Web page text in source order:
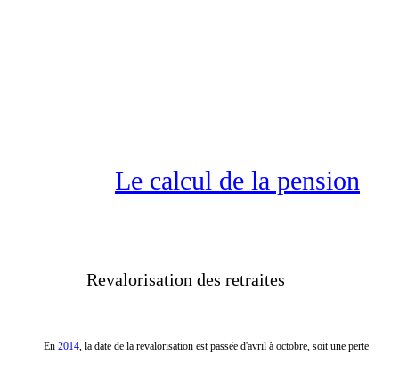
Le calcul de la pension
Revalorisation des retraites
En 2014, la date de la revalorisation est passée d'avril à octobre, soit une perte